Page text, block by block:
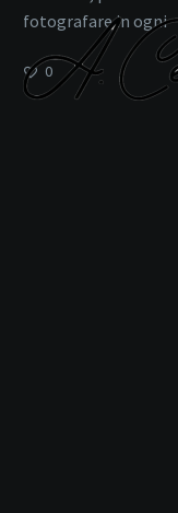
fotografare in ogni
stagione.
0